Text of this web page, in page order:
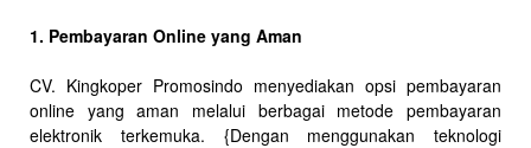
1. Pembayaran Online yang Aman
CV. Kingkoper Promosindo menyediakan opsi pembayaran
online yang aman melalui berbagai metode pembayaran
elektronik terkemuka. {Dengan menggunakan teknologi